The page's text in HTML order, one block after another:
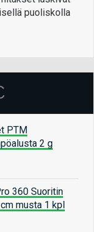
puoliskolla
PTM
2 g
360 Suoritin
musta 1 kpl